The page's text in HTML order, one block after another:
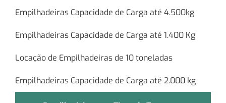
Empilhadeiras Capacidade de Carga até 4.500kg
Empilhadeiras Capacidade de Carga até 1.400 Kg
Locação de Empilhadeiras de 10 toneladas
Empilhadeiras Capacidade de Carga até 2.000 kg